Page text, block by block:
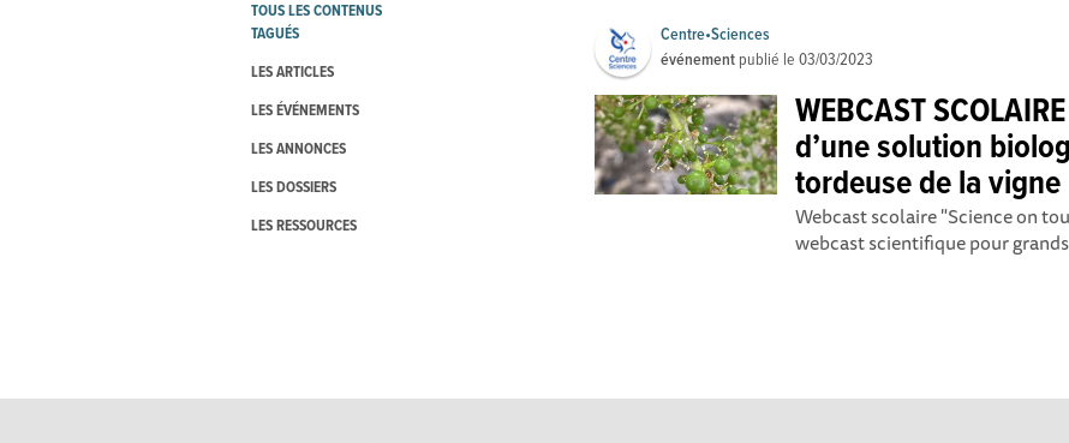
TOUS LES CONTENUS
TAGUÉS
LES ARTICLES
LES ÉVÉNEMENTS
LES ANNONCES
LES DOSSIERS
LES RESSOURCES
Centre•Sciences
événement publié le03/03/2023
WEBCAST
d’une solution
tordeuse de la vigne
Webcast scolaire "Science on
webcast scientifique pour